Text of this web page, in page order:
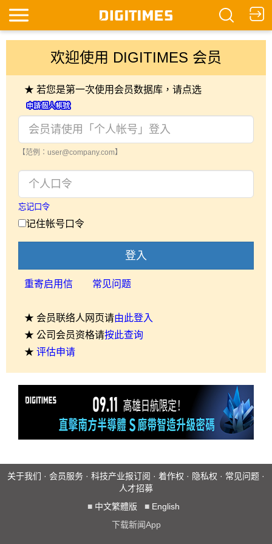
欢迎使用 DIGITIMES 会员
★ 若您是第一次使用会员数据库，请点选
【范例：user@company.com】
忘记口令
记住帐号口令
登入
重寄启用信 常见问题
★ 会员联络人网页请由此登入
★ 公司会员资格请按此查询
★ 评估申请
关于我们 · 会员服务 · 科技产业报订阅 · 着作权 · 隐私权 · 常见问题 ·
人才招募
■ 中文繁體版 ■ English
下载新闻App